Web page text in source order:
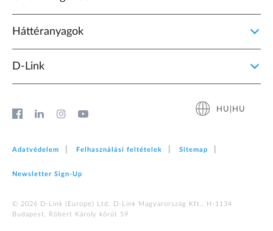
Háttéranyagok
D‑Link
HU|HU
Adatvédelem Felhasználási feltételek Sitemap
Newsletter Sign‑Up
© 2026 D‑Link (Europe) Ltd. D-Link Magyarország Kft., H-1134
Budapest, Róbert Károly körút 59